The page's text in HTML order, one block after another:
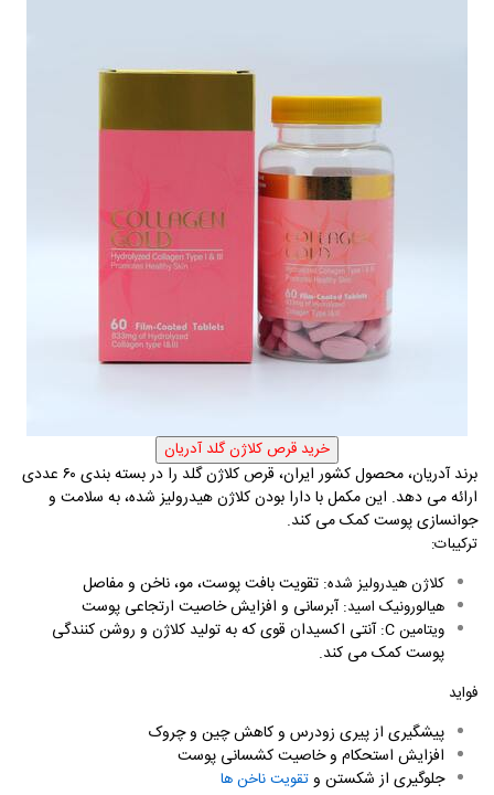
برند آدریان، محصول کشور ایران، قرص کلاژن گلد را در بسته‌ بندی ۶۰ عددی
ارائه می ‌دهد. این مکمل با دارا بودن کلاژن هیدرولیز شده، به سلامت و
جوانسازی پوست کمک می‌ کند.
ترکیبات:
کلاژن هیدرولیز شده: تقویت بافت پوست، مو، ناخن و مفاصل
هیالورونیک اسید: آبرسانی و افزایش خاصیت ارتجاعی پوست
ویتامینC: آنتی ‌اکسیدان قوی که به تولید کلاژن و روشن‌ کنندگی
پوست کمک می‌ کند.
فواید
پیشگیری از پیری زودرس و کاهش چین و چروک
افزایش استحکام و خاصیت کشسانی پوست
جلوگیری از شکستن وتقویت ناخن‌ ها